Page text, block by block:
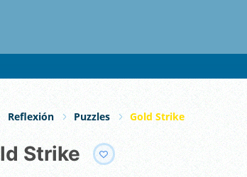
Reflexión Puzzles Gold Strike
Strike